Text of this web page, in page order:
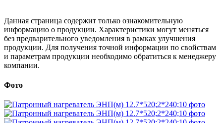
Данная страница содержит только ознакомительную
информацию о продукции. Характеристики могут меняться
без предварительного уведомления в рамках улучшения
продукции. Для получения точной информации по свойствам
и параметрам продукции необходимо обратиться к менеджеру
компании.
Фото